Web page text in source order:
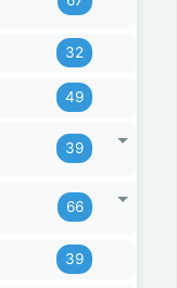
32
49
39
66
39